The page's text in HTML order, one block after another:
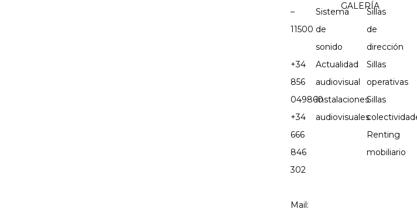
–
11500
+34
856
049860
+34
666
846
302
Mail:
Sistema
de
sonido
Actualidad
audiovisual
Instalaciones
audiovisuales
GALERÍA
Sillas
de
dirección
Sillas
operativas
Sillas
Renting
mobiliario